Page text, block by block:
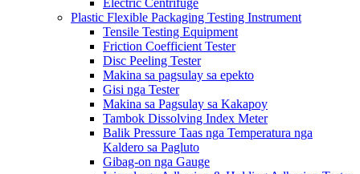
Electric Centrifuge
Plastic Flexible Packaging Testing Instrument
Tensile Testing Equipment
Friction Coefficient Tester
Disc Peeling Tester
Makina sa pagsulay sa epekto
Gisi nga Tester
Makina sa Pagsulay sa Kakapoy
Tambok Dissolving Index Meter
Balik Pressure Taas nga Temperatura nga
Kaldero sa Pagluto
Gibag-on nga Gauge